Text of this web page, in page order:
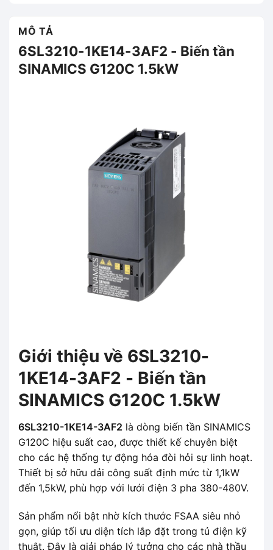
MÔ TẢ
6SL3210-1KE14-3AF2 - Biến tần
SINAMICS G120C 1.5kW
Giới thiệu về 6SL3210-
1KE14-3AF2 - Biến tần
SINAMICS G120C 1.5kW
6SL3210-1KE14-3AF2 là dòng biến tần SINAMICS
G120C hiệu suất cao, được thiết kế chuyên biệt
cho các hệ thống tự động hóa đòi hỏi sự linh hoạt.
Thiết bị sở hữu dải công suất định mức từ 1,1kW
đến 1,5kW, phù hợp với lưới điện 3 pha 380-480V.
Sản phẩm nổi bật nhờ kích thước FSAA siêu nhỏ
gọn, giúp tối ưu diện tích lắp đặt trong tủ điện kỹ
thuật. Đây là giải pháp lý tưởng cho các nhà thầu